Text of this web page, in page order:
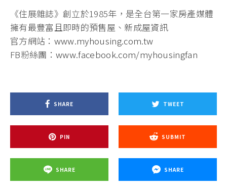
《住展雜誌》創立於1985年，是全台第一家房產媒體
擁有最豐富且即時的預售屋、新成屋資訊
官方網站： www.myhousing.com.tw
FB粉絲團：www.facebook.com/myhousingfan
SHARE TWEET
PIN SUBMIT
SHARE SHARE